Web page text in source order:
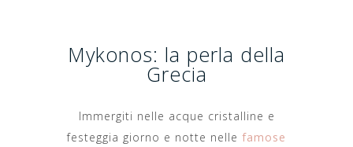
Mykonos: la perla della
Grecia
Immergiti nelle acque cristalline e
festeggia giorno e notte nelle famose